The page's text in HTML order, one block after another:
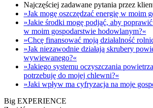
Najczęściej zadawane pytania przez
»Jak mogę oszczędzać energię w moim
»Jakie środki mogę podjąć, aby
w moim gospodarstwie hodowlanym?«
»Chcę finansować moją działalność
»Jak niezawodnie działają skrubery
wywiewanego?«
»Jakiego systemu oczyszczania
potrzebuję do mojej chlewni?«
»Jaki wpływ ma cyfryzacja na moje
Big EXPERIENCE